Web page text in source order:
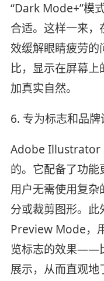
“Dark Mode+”模
合适。这样一来
效缓解眼睛疲劳的
比，显示在屏幕
加真实自然。
6. 专为标志和品牌
Adobe Illustrator
的。它配备了功能
用户无需使用复杂
分或裁剪图形。
Preview Mode，
览标志的效果——
展示，从而直观地